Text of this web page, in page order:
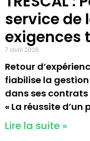
service de
exigences
7 avril 2026
Retour
fiabilise la
dans ses
« La réussite
Lire la suite »